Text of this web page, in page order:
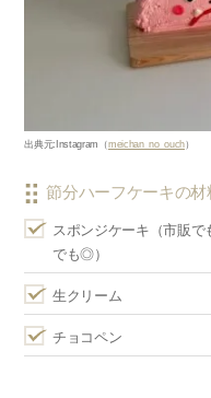
出典元:Instagram （meichan_no_ouch）
節分ハーフケーキの材
スポンジケーキ（市販
でも◎）
生クリーム
チョコペン